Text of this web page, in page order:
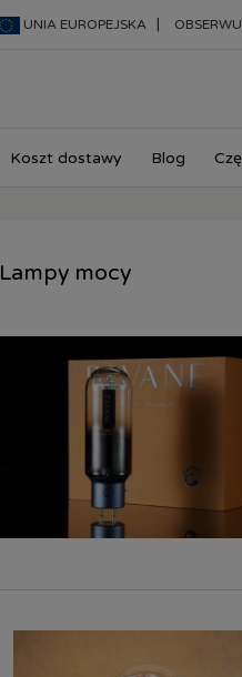
Koszt dostawy Blog
UNIA EUROPEJSKA
Lampy mocy